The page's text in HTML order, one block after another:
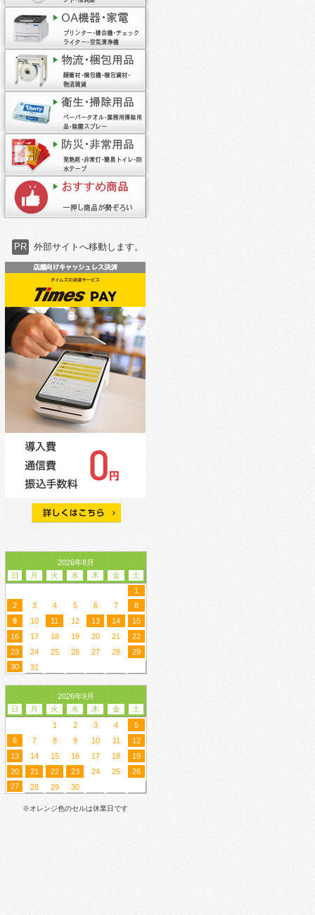
PR 外部サイトへ移動します。
2026年8月
日
月 火 水 木 金
土
1
2
3 4 5 6 7
8
9
10 11 12 13 14
15
16
17 18 19 20 21
22
23
24 25 26 27 28
29
30
31
2026年9月
日
月 火 水 木 金
土
1
2 3 4
5
6
7 8 9 10 11
12
13
14 15 16 17 18
19
20
21 22 23 24 25
26
27
28 29 30
※オレンジ色のセルは休業日です